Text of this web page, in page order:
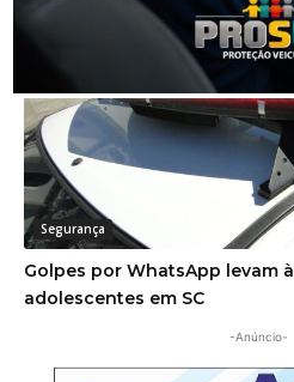
Segurança
Golpes por WhatsApp levam
adolescentes em SC
-Anúncio-